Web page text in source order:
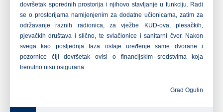
dovršetak sporednih prostorija i njihovo stavljanje u funkciju. Radi
se o prostorijama namijenjenim za dodatne učionicama, zatim za
održavanje raznih radionica, zavježbe KUD-ova, plesačkih,
pjevačkih društava i slično, te svlačionice isanitarni čvor. Nakon
svega kao posljednja faza ostaje uređenje same dvorane i
pozornice čiji dovršetak ovisi o financijskim sredstvima koja
trenutno nisu osigurana.
Grad Ogulin